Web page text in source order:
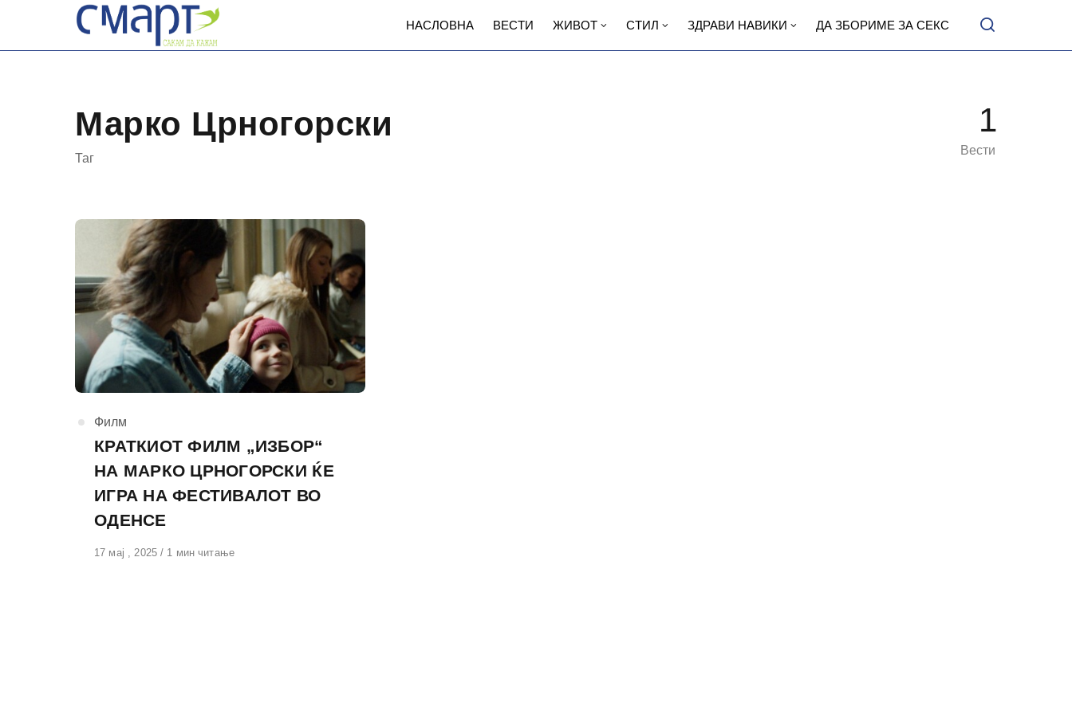
content
НАСЛОВНА ВЕСТИ ЖИВОТ СТИЛ ЗДРАВИ НАВИКИ ДА ЗБОРИМЕ ЗА СЕКС
Марко Црногорски
Таг
1
Вести
КАтегорија
Филм
КРАТКИОТ ФИЛМ „ИЗБОР“
НА МАРКО ЦРНОГОРСКИ ЌЕ
ИГРА НА ФЕСТИВАЛОТ ВО
ОДЕНСЕ
Објавено
17 мај , 2025 1 мин читање